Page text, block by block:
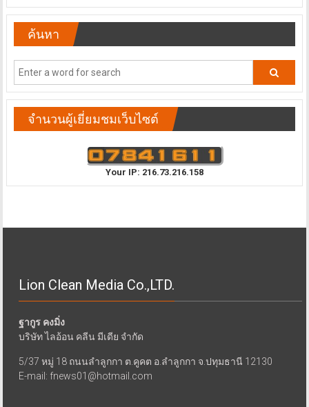
ค้นหา
จำนวนผู้เยี่ยมชมเว็บไซต์
Your IP: 216.73.216.158
Lion Clean Media Co.,LTD.
ฐากูร คงมิ่ง
บริษัท ไลอ้อน คลีน มีเดีย จำกัด
5/37 หมู่ 18 ถนนลำลูกกา ต.คูคต อ.ลำลูกกา จ.ปทุมธานี 12130
E-mail: fnews01@hotmail.com